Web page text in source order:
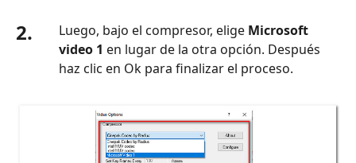
2. Luego, bajo el compresor, elige Microsoft
video 1 en lugar de la otra opción. Después
haz clic en Ok para finalizar el proceso.